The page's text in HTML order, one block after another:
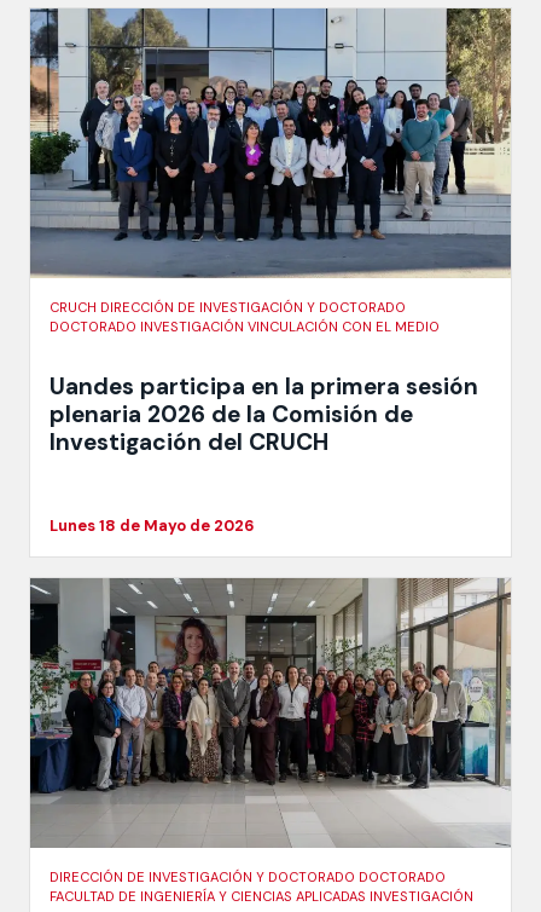
CRUCH DIRECCIÓN DE INVESTIGACIÓN Y DOCTORADO
DOCTORADO INVESTIGACIÓN VINCULACIÓN CON EL MEDIO
Uandes participa en la primera sesión
plenaria 2026 de la Comisión de
Investigación del CRUCH
Lunes 18 de Mayo de 2026
DIRECCIÓN DE INVESTIGACIÓN Y DOCTORADO DOCTORADO
FACULTAD DE INGENIERÍA Y CIENCIAS APLICADAS INVESTIGACIÓN